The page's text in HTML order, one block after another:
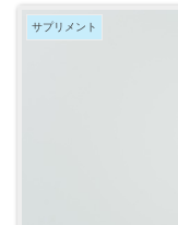
サプリメント